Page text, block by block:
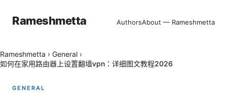
Rameshmetta AuthorsAbout — Rameshmetta
Rameshmetta › General ›
如何在家用路由器上设置翻墙vpn：详细图文教程2026
GENERAL